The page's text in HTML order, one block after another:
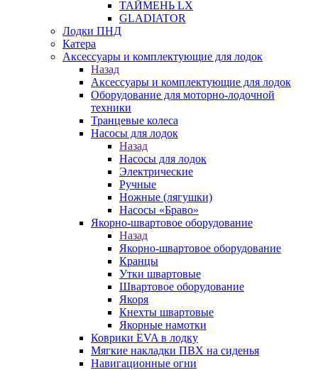
ТАЙМЕНЬ LX
GLADIATOR
Лодки ПНД
Катера
Аксессуары и комплектующие для лодок
Назад
Аксессуары и комплектующие для лодок
Оборудование для моторно-лодочной
техники
Транцевые колеса
Насосы для лодок
Назад
Насосы для лодок
Электрические
Ручные
Ножные (лягушки)
Насосы «Браво»
Якорно-швартовое оборудование
Назад
Якорно-швартовое оборудование
Кранцы
Утки швартовые
Швартовое оборудование
Якоря
Кнехты швартовые
Якорные намотки
Коврики EVA в лодку
Мягкие накладки ПВХ на сиденья
Навигационные огни